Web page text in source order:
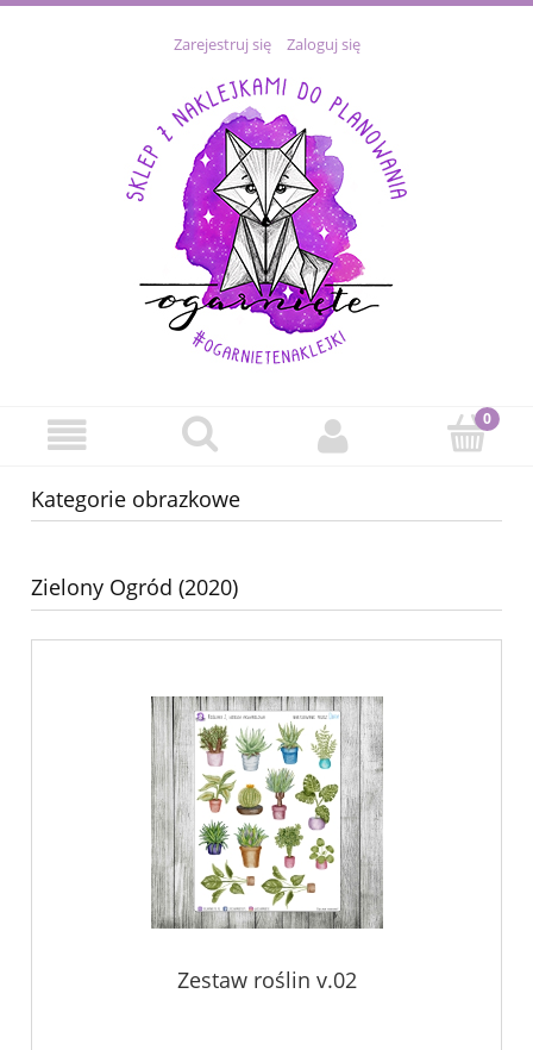
Zarejestruj się Zaloguj się
Kategorie obrazkowe
Zielony Ogród (2020)
Zestaw roślin v.02